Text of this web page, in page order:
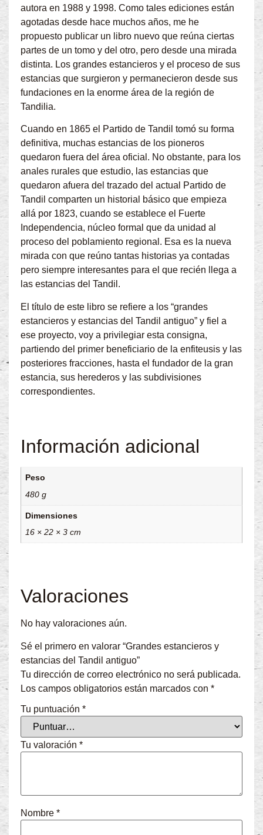
autora en 1988 y 1998. Como tales ediciones están
agotadas desde hace muchos años, me he
propuesto publicar un libro nuevo que reúna ciertas
partes de un tomo y del otro, pero desde una mirada
distinta. Los grandes estancieros y el proceso de sus
estancias que surgieron y permanecieron desde sus
fundaciones en la enorme área de la región de
Tandilia.
Cuando en 1865 el Partido de Tandil tomó su forma
definitiva, muchas estancias de los pioneros
quedaron fuera del área oficial. No obstante, para los
anales rurales que estudio, las estancias que
quedaron afuera del trazado del actual Partido de
Tandil comparten un historial básico que empieza
allá por 1823, cuando se establece el Fuerte
Independencia, núcleo formal que da unidad al
proceso del poblamiento regional. Esa es la nueva
mirada con que reúno tantas historias ya contadas
pero siempre interesantes para el que recién llega a
las estancias del Tandil.
El título de este libro se refiere a los “grandes
estancieros y estancias del Tandil antiguo” y fiel a
ese proyecto, voy a privilegiar esta consigna,
partiendo del primer beneficiario de la enfiteusis y las
posteriores fracciones, hasta el fundador de la gran
estancia, sus herederos y las subdivisiones
correspondientes.
Información adicional
Peso
480 g
Dimensiones
16 × 22 × 3 cm
Valoraciones
No hay valoraciones aún.
Sé el primero en valorar “Grandes estancieros y
estancias del Tandil antiguo”
Tu dirección de correo electrónico no será publicada.
Los campos obligatorios están marcados con *
Tu puntuación *
Tu valoración *
Nombre *